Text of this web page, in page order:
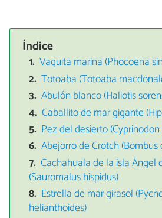
Índice
Vaquita marina (Phocoena
Totoaba (Totoaba
Abulón blanco (Haliotis
Caballito de mar gigante
Pez del desierto
Abejorro de Crotch (Bombus
Cachahuala de la isla Ángel
(Sauromalus hispidus)
Estrella de mar girasol
helianthoides)